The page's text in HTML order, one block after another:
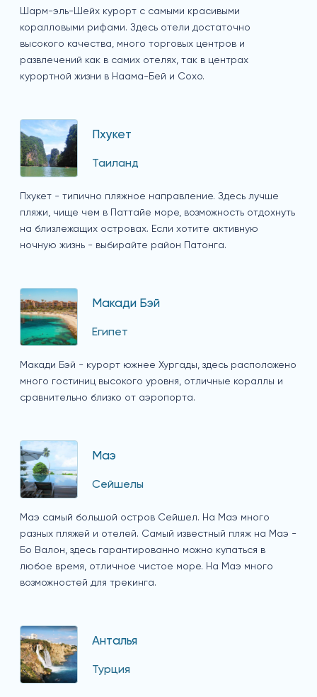
Шарм-эль-Шейх курорт с самыми красивыми
коралловыми рифами. Здесь отели достаточно
высокого качества, много торговых центров и
развлечений как в самих отелях, так в центрах
курортной жизни в Наама-Бей и Сохо.
Пхукет
Таиланд
Пхукет - типично пляжное направление. Здесь лучше
пляжи, чище чем в Паттайе море, возможность отдохнуть
на близлежащих островах. Если хотите активную
ночную жизнь - выбирайте район Патонга.
Макади Бэй
Египет
Макади Бэй - курорт южнее Хургады, здесь расположено
много гостиниц высокого уровня, отличные кораллы и
сравнительно близко от аэропорта.
Маэ
Сейшелы
Маэ самый большой остров Сейшел. На Маэ много
разных пляжей и отелей. Самый известный пляж на Маэ -
Бо Валон, здесь гарантированно можно купаться в
любое время, отличное чистое море. На Маэ много
возможностей для трекинга.
Анталья
Турция